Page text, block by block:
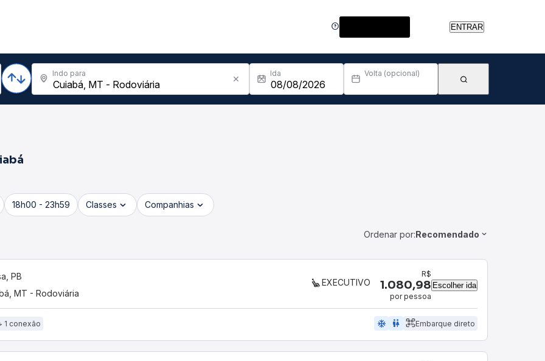
ENTRAR
Indo para Ida Volta (opcional)
18h00 - 23h59 Classes Companhias
Ordenar por:Recomendado
PB
MT - Rodoviária
EXECUTIVO
R$
1.080,98
por pessoa
Escolher ida
1 conexão ac_unit wc Embarque direto